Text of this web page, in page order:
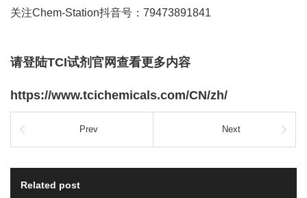
关注Chem-Station抖音号：79473891841
请登陆TCI试剂官网查看更多内容
https://www.tcichemicals.com/CN/zh/
Prev Next
Related post